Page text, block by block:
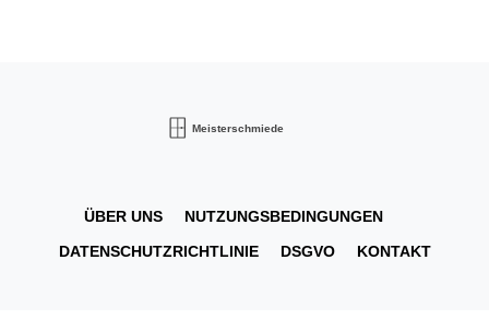
ÜBER UNS
NUTZUNGSBEDINGUNGEN
DATENSCHUTZRICHTLINIE
DSGVO KONTAKT